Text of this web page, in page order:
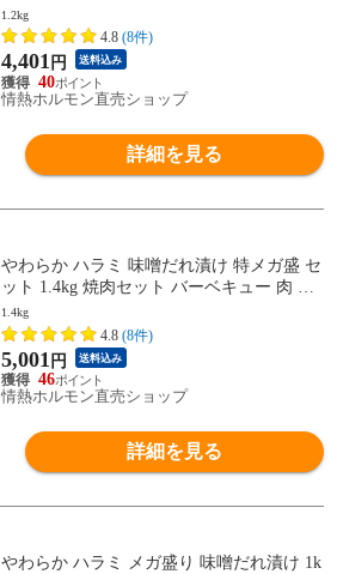
ーベキューセット BBQセット にく 焼肉特
集 (北海道・沖縄配送は別途送料追加)
1.2kg
4.8 (8件)
4,401 円 送料込み
40
情熱ホルモン直売ショップ
詳細を見る
やわらか ハラミ 味噌だれ漬け 特メガ盛 セ
ット 1.4kg 焼肉セット バーベキュー 肉 バ
ーベキューセット BBQセット にく 焼肉特
集 北海道沖縄配送は別途送料追加
1.4kg
4.8 (8件)
5,001 円 送料込み
46
情熱ホルモン直売ショップ
詳細を見る
やわらか ハラミ メガ盛り 味噌だれ漬け 1k